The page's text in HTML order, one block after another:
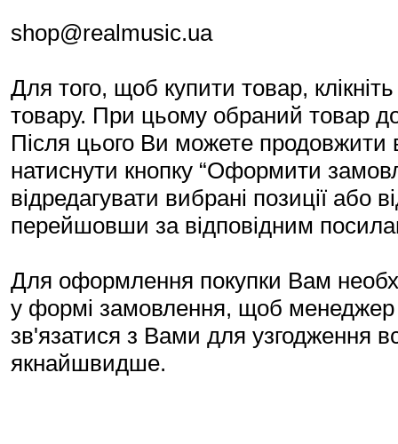
shop@realmusic.ua
Для того, щоб купити товар,
товару. При цьому обраний товар
Після цього Ви можете продовжити
натиснути кнопку “Оформити
відредагувати вибрані позиції
перейшовши за відповідним
Для оформлення покупки Вам
у формі замовлення, щоб менеджер
зв'язатися з Вами для узгодження
якнайшвидше.